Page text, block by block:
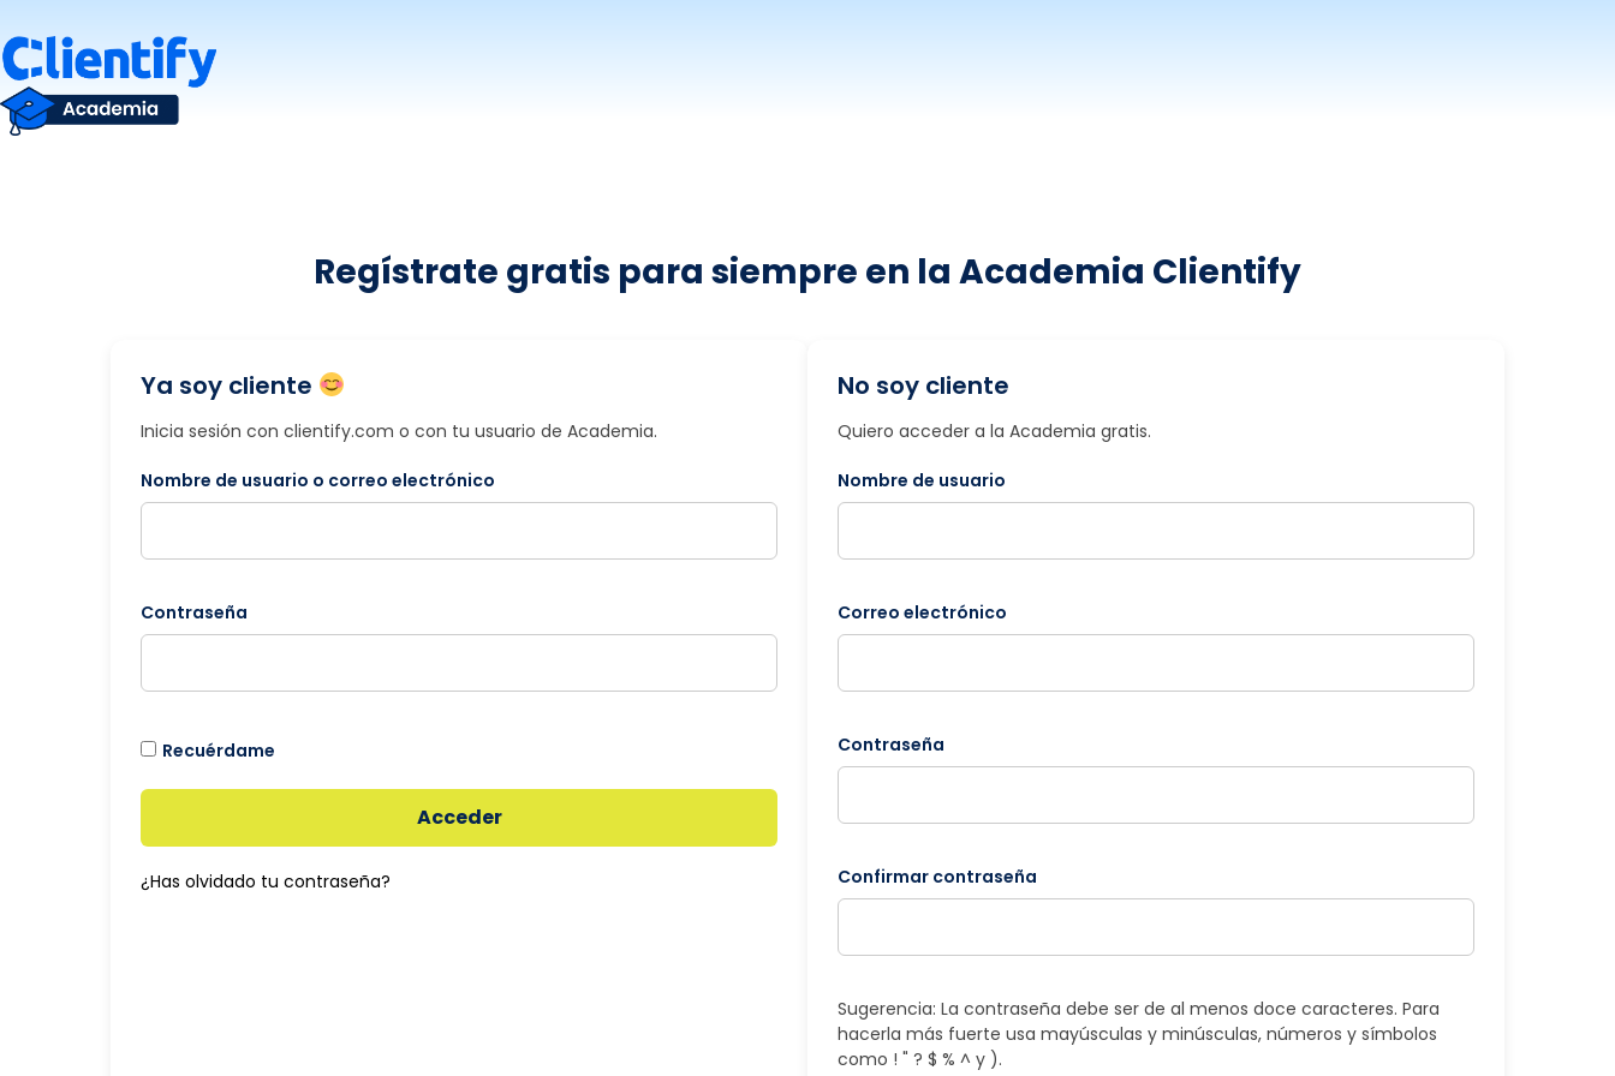
al
contenido
Regístrate gratis para siempre en la Academia Clientify
Ya soy cliente
Inicia sesión con clientify.com o con tu usuario de Academia.
Nombre de usuario o correo electrónico
Contraseña
Recuérdame
Acceder
¿Has olvidado tu contraseña?
No soy cliente
Quiero acceder a la Academia gratis.
Nombre de usuario
Correo electrónico
Contraseña
Confirmar contraseña
Sugerencia: La contraseña debe ser de al menos doce caracteres. Para
hacerla más fuerte usa mayúsculas y minúsculas, números y símbolos
como ! " ? $ % ^ y ).